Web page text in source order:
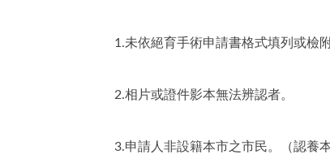
1.未依絕育手術申請書格式填列或檢
2.相片或證件影本無法辨認者。
3.申請人非設籍本市之市民。（認養